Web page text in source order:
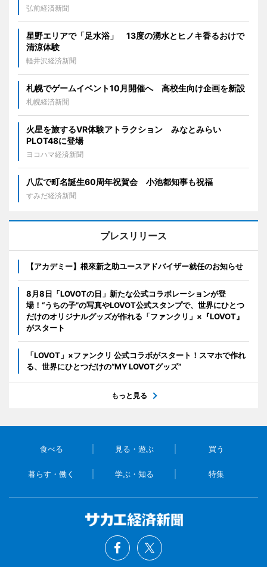
弘前経済新聞
星野エリアで「足水浴」 13度の湧水とヒノキ香るおけで
清涼体験
軽井沢経済新聞
札幌でゲームイベント10月開催へ 高校生向け企画を新設
札幌経済新聞
火星を旅するVR体験アトラクション みなとみらい
PLOT48に登場
ヨコハマ経済新聞
八広で町名誕生60周年祝賀会 小池都知事も祝福
すみだ経済新聞
プレスリリース
【アカデミー】根來新之助ユースアドバイザー就任のお知らせ
8月8日「LOVOTの日」新たな公式コラボレーションが登
場！“うちの子”の写真やLOVOT公式スタンプで、世界にひとつ
だけのオリジナルグッズが作れる「ファンクリ」×『LOVOT』
がスタート
「LOVOT」×ファンクリ 公式コラボがスタート！スマホで作れ
る、世界にひとつだけの“MY LOVOTグッズ”
もっと見る
食べる 見る・遊ぶ 買う
暮らす・働く 学ぶ・知る 特集